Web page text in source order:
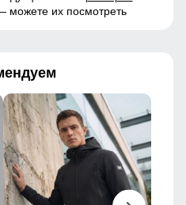
можете их посмотреть